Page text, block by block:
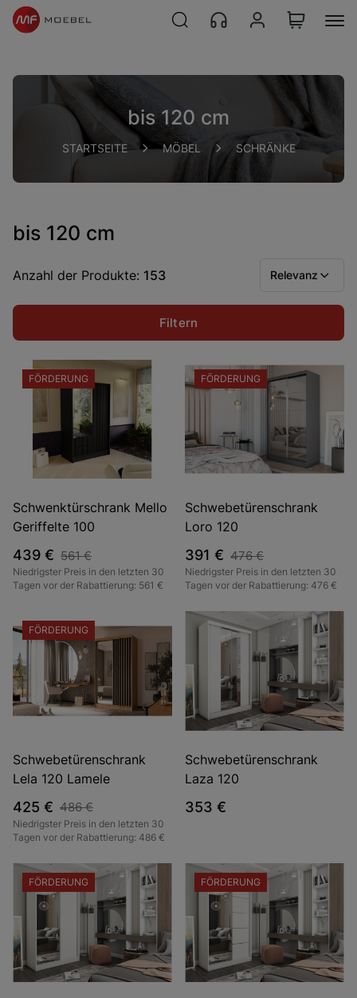
bis 120 cm
STARTSEITE MÖBEL SCHRÄNKE
bis 120 cm
Anzahl der Produkte: 153 Relevanz
Filtern
FÖRDERUNG
Schwenktürschrank Mello
Geriffelte 100
439 € 561 €
Niedrigster Preis in den letzten 30
Tagen vor der Rabattierung: 561 €
FÖRDERUNG
Schwebetürenschrank
Loro 120
391 € 476 €
Niedrigster Preis in den letzten 30
Tagen vor der Rabattierung: 476 €
FÖRDERUNG
Schwebetürenschrank
Lela 120 Lamele
425 € 486 €
Niedrigster Preis in den letzten 30
Tagen vor der Rabattierung: 486 €
Schwebetürenschrank
Laza 120
353 €
FÖRDERUNG FÖRDERUNG